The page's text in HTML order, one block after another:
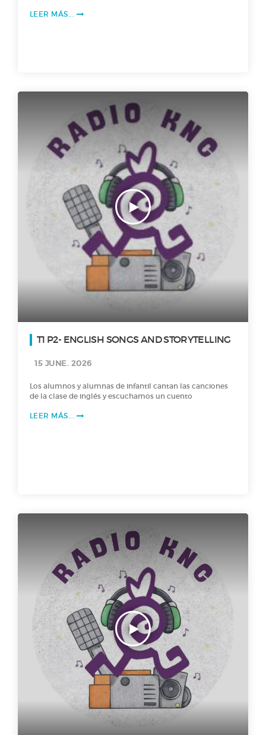
historia de los primeros reyes de Asturias, desde Pelayo
LEER MÁS...
T1 P2- ENGLISH SONGS AND STORYTELLING
15 JUNE. 2026
Los alumnos y alumnas de infantil cantan las canciones
de la clase de inglés y escuchamos un cuento
LEER MÁS...